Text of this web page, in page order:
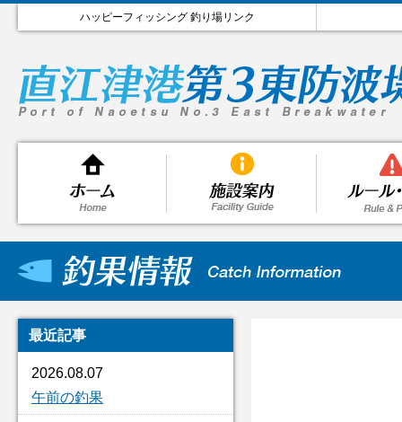
ハッピーフィッシング 釣り場リンク
最近記事
2026.08.07
午前の釣果